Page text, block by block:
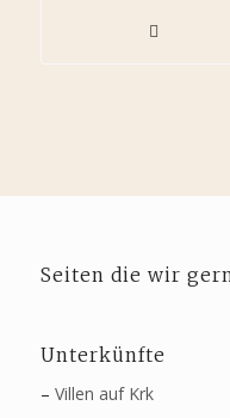
Seiten die wir
Unterkünfte
– Villen auf Krk